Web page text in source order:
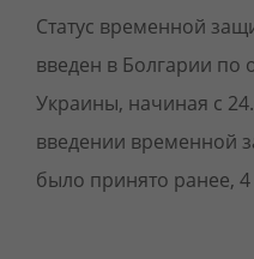
Статус временной
введен в Болгарии
Украины, начиная с
введении временной
было принято ранее,